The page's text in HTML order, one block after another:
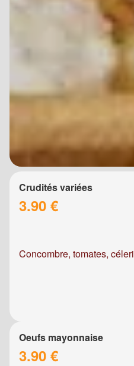
Crudités variées
3.90 €
Concombre, tomates, céleri
Oeufs mayonnaise
3.90 €